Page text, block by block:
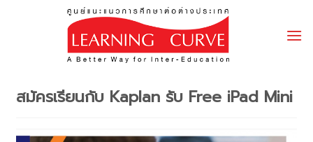
สมัครเรียนกับ Kaplan รับ Free iPad Mini